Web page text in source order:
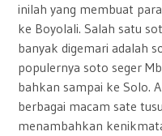
inilah yang membuat
ke Boyolali. Salah satu
banyak digemari adalah
populernya soto seger
bahkan sampai ke Solo.
berbagai macam sate
menambahkan